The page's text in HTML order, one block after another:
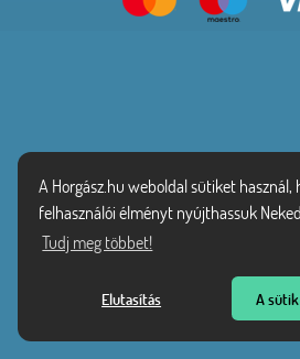
A Horgász.hu weboldal sütiket használ,
felhasználói élményt nyújthassuk Neked.
Tudj meg többet!
Elutasítás A